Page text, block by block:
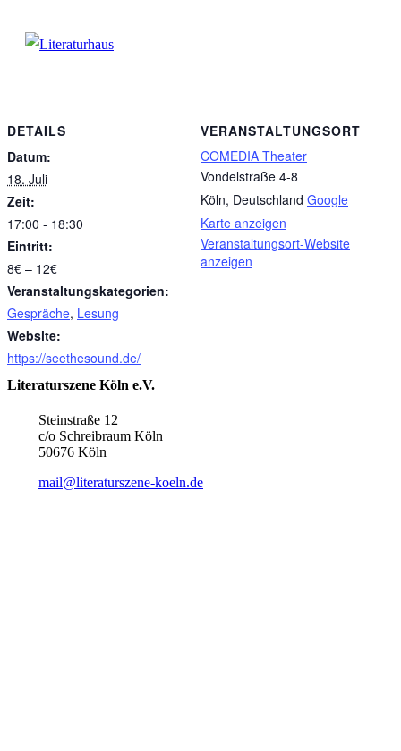
DETAILS
Datum:
18. Juli
Zeit:
17:00 - 18:30
Eintritt:
8€ – 12€
Veranstaltungskategorien:
Gespräche, Lesung
Website:
https://seethesound.de/
VERANSTALTUNGSORT
COMEDIA Theater
Vondelstraße 4-8
Köln, Deutschland Google
Karte anzeigen
Veranstaltungsort-Website
anzeigen
Literaturszene Köln e.V.
Steinstraße 12
c/o Schreibraum Köln
50676 Köln
mail@literaturszene-koeln.de